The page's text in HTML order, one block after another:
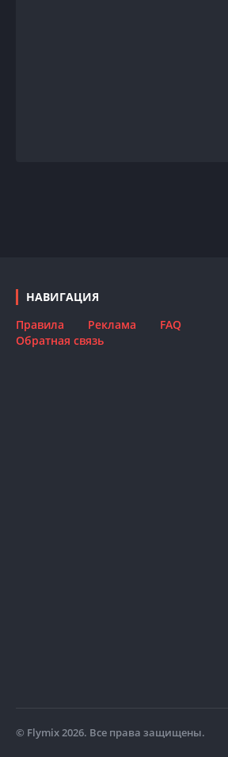
НАВИГАЦИЯ
Правила
Реклама
FAQ
Обратная связь
© Flymix 2026. Все права защищены.